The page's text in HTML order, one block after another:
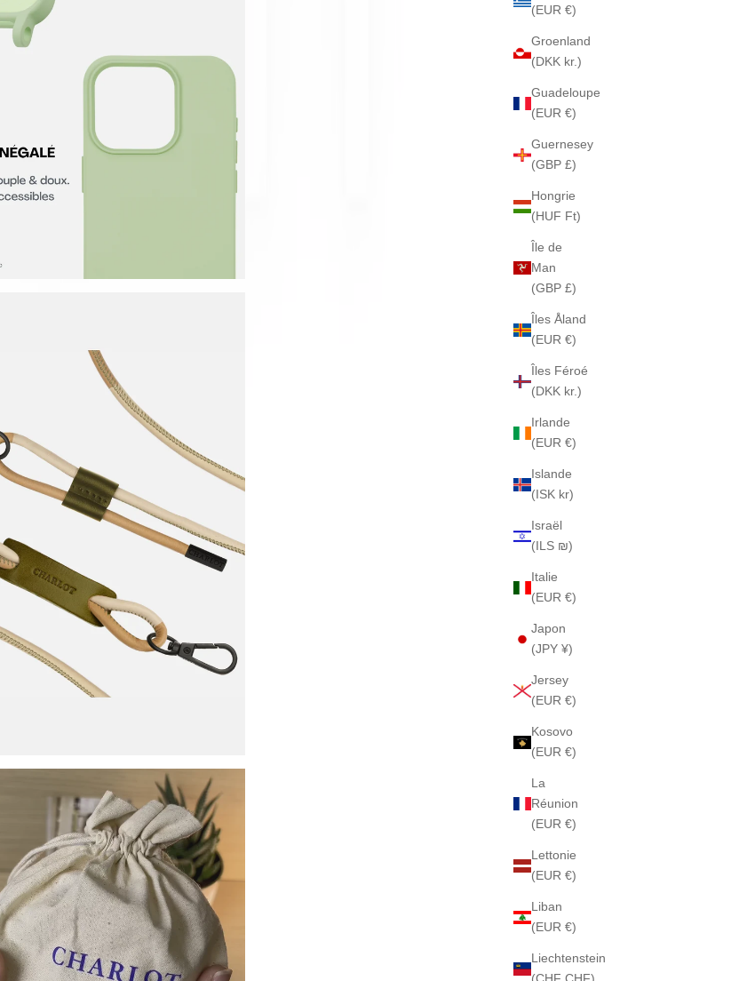
(EUR €)
Groenland
(DKK kr.)
Guadeloupe
(EUR €)
Guernesey
(GBP £)
Hongrie
(HUF Ft)
Île de
Man
(GBP £)
Îles Åland
(EUR €)
Îles Féroé
(DKK kr.)
Irlande
(EUR €)
Islande
(ISK kr)
Israël
(ILS ₪)
Italie
(EUR €)
Japon
(JPY ¥)
Jersey
(EUR €)
Kosovo
(EUR €)
La
Réunion
(EUR €)
Lettonie
(EUR €)
Liban
(EUR €)
Liechtenstein